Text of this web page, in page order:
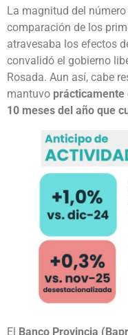
La magnitud del
comparación de los
atravesaba los efectos
convalidó el gobierno
Rosada. Aun así, cabe
mantuvo
10 meses del año que
El Banco Provincia